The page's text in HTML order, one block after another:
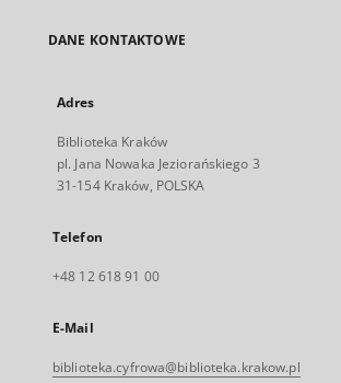
DANE KONTAKTOWE
Adres
Biblioteka Kraków
pl. Jana Nowaka Jeziorańskiego 3
31-154 Kraków, POLSKA
Telefon
+48 12 618 91 00
E-Mail
biblioteka.cyfrowa@biblioteka.krakow.pl